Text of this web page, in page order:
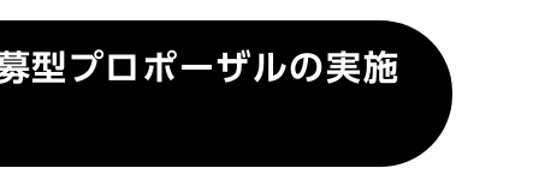
型プロポーザルの実施